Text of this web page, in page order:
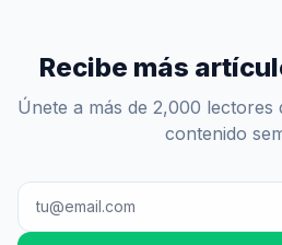
Recibe más
Únete a más de 2,000
contenido